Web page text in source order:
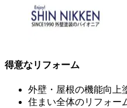
得意なリフォーム
外壁・屋根の機能向上
住まい全体のリフォー